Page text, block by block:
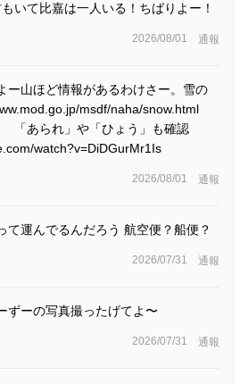
いて比嘉は一人いる！ちばりよー！
2026/08/01 通報
ー山ほど情報があるわけさー。雪の
msdf/naha/snow.html
「あられ」や「ひょう」も確認
watch?v=DiDGurMr1Is
2026/08/01 通報
て運んでるんだろう 航空便？船便？
2026/07/31 通報
ずーの写真撮ったげてよ〜
2026/07/31 通報